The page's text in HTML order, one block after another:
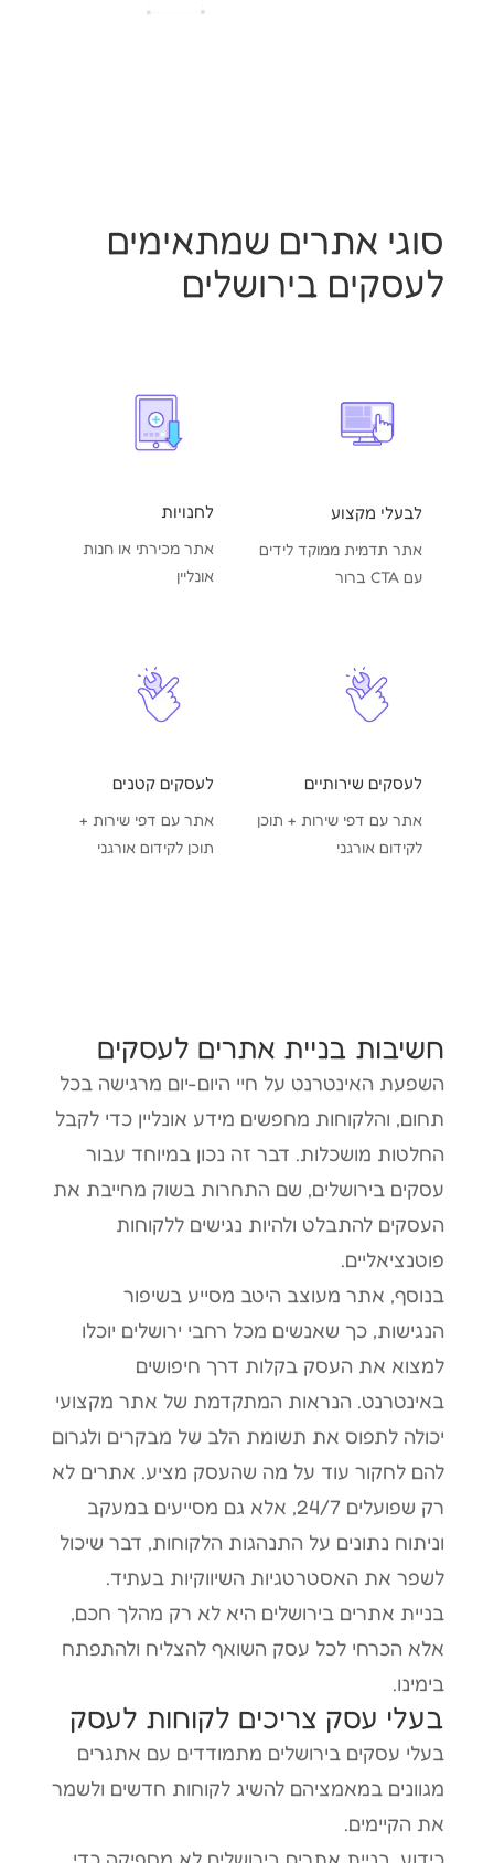
סוגי אתרים שמתאימים
לעסקים בירושלים
לבעלי מקצוע
אתר תדמית ממוקד לידים
עם CTA ברור
לחנויות
אתר מכירתי או חנות
אונליין
לעסקים שירותיים
אתר עם דפי שירות + תוכן
לקידום אורגני
לעסקים קטנים
אתר עם דפי שירות +
תוכן לקידום אורגני
חשיבות בניית אתרים לעסקים
השפעת האינטרנט על חיי היום-יום מרגישה בכל
תחום, והלקוחות מחפשים מידע אונליין כדי לקבל
החלטות מושכלות. דבר זה נכון במיוחד עבור
עסקים בירושלים, שם התחרות בשוק מחייבת את
העסקים להתבלט ולהיות נגישים ללקוחות
פוטנציאליים.
בנוסף, אתר מעוצב היטב מסייע בשיפור
הנגישות, כך שאנשים מכל רחבי ירושלים יוכלו
למצוא את העסק בקלות דרך חיפושים
באינטרנט. הנראות המתקדמת של אתר מקצועי
יכולה לתפוס את תשומת הלב של מבקרים ולגרום
להם לחקור עוד על מה שהעסק מציע. אתרים לא
רק שפועלים 24/7, אלא גם מסייעים במעקב
וניתוח נתונים על התנהגות הלקוחות, דבר שיכול
לשפר את האסטרטגיות השיווקיות בעתיד.
בניית אתרים בירושלים היא לא רק מהלך חכם,
אלא הכרחי לכל עסק השואף להצליח ולהתפתח
בימינו.
בעלי עסק צריכים לקוחות לעסק
בעלי עסקים בירושלים מתמודדים עם אתגרים
מגוונים במאמציהם להשיג לקוחות חדשים ולשמר
את הקיימים.